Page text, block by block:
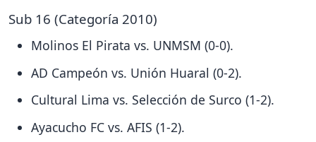
Sub 16 (Categoría 2010)
Molinos El Pirata vs. UNMSM (0-0).
AD Campeón vs. Unión Huaral (0-2).
Cultural Lima vs. Selección de Surco (1-2).
Ayacucho FC vs. AFIS (1-2).